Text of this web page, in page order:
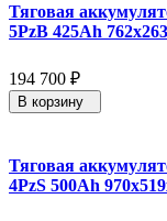
Тяговая
5PzB 425Ah
194 700 ₽
В корзину
Тяговая
4PzS 500Ah